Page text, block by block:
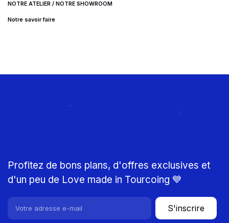
NOTRE ATELIER / NOTRE SHOWROOM
Notre savoir faire
Rejoignez le Club
Profitez de bons plans, d'offres exclusives et
d'un peu de Love made in Tourcoing 💙
S'inscrire